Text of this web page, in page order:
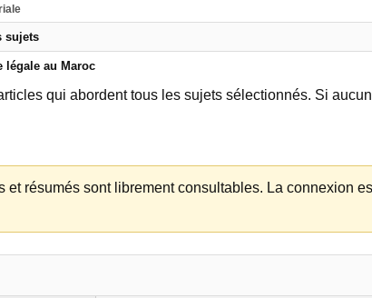
sujets
légale au Maroc
qui abordent tous les sujets sélectionnés. Si
et résumés sont librement consultables. La connexion